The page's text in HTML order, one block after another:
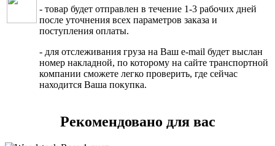
- товар будет отправлен в течение 1-3 рабочих дней
после уточнения всех параметров заказа и
поступления оплаты.
- для отслеживания груза на Ваш e-mail будет выслан
номер накладной, по которому на сайте транспортной
компании сможете легко проверить, где сейчас
находится Ваша покупка.
Рекомендовано для вас